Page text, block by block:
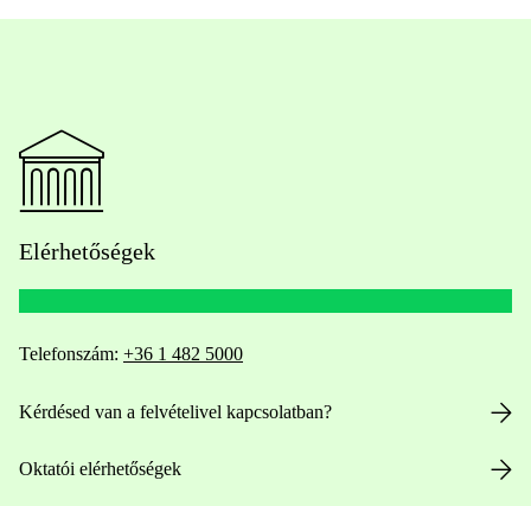
Elérhetőségek
Telefonszám: +36 1 482 5000
Kérdésed van a felvételivel kapcsolatban?
Oktatói elérhetőségek